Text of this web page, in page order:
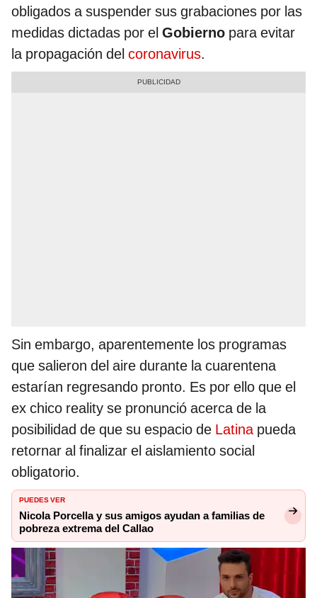
obligados a suspender sus grabaciones por las
medidas dictadas por el Gobierno para evitar
la propagación del coronavirus.
Sin embargo, aparentemente los programas
que salieron del aire durante la cuarentena
estarían regresando pronto. Es por ello que el
ex chico reality se pronunció acerca de la
posibilidad de que su espacio de Latinapueda
retornar al finalizar el aislamiento social
obligatorio.
PUEDES VER
Nicola Porcella y sus amigos ayudan a familias de
pobreza extrema del Callao